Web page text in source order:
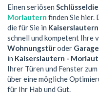
Einen seriösen
Morlautern finden Sie hier.
die für Sie in
schnell und kompetent Ihre
Wohnungstüroder Garage
in Kaiserslautern -
Ihrer Türen und Fenster
über eine mögliche
für Ihr Hab und Gut.